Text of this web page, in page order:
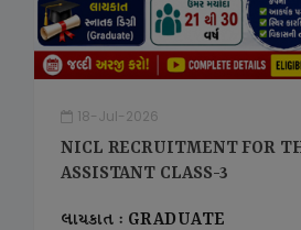
18-Jul-2026
NICL RECRUITMENT FOR
ASSISTANT CLASS-3
લાયકાત : GRADUATE